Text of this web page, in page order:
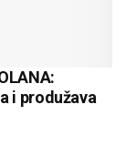
i produžava